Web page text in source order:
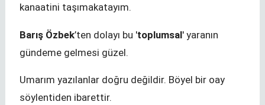
kanaatini taşımakatayım.
Barış Özbek’ten dolayı bu 'toplumsal' yaranın
gündeme gelmesi güzel.
Umarım yazılanlar doğru değildir. Böyel bir oay
söylentiden ibarettir.